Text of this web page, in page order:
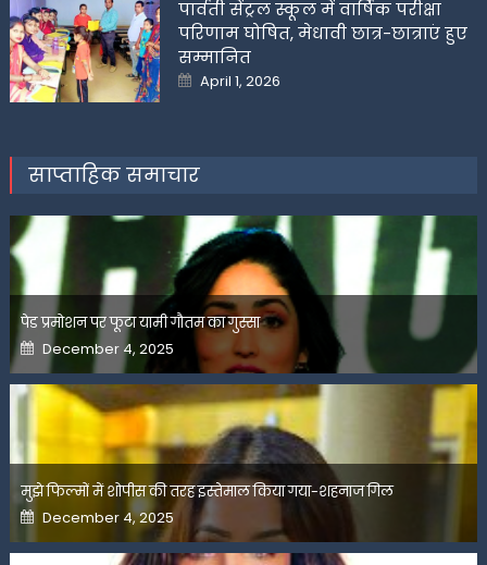
पार्वती सेंट्रल स्कूल में वार्षिक परीक्षा
परिणाम घोषित, मेधावी छात्र-छात्राएं हुए
सम्मानित
Posted
on
April 1, 2026
साप्ताहिक समाचार
पेड प्रमोशन पर फूटा यामी गौतम का गुस्सा
Posted
on
December 4, 2025
मुझे फिल्मों में शोपीस की तरह इस्तेमाल किया गया-शहनाज गिल
Posted
on
December 4, 2025